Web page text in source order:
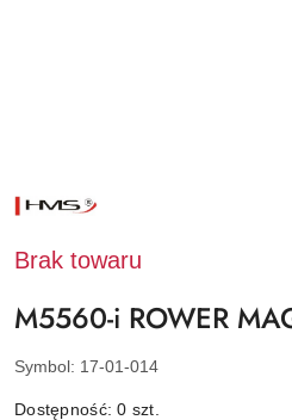
NAZWA
PRODUCENTA:
Brak towaru
M5560-i ROWER
Symbol: 17-01-014
Dostępność:0 szt.